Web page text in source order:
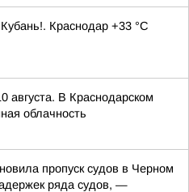
Краснодар +33 °С
августа. В Краснодарском
облачность
пропуск судов в Черном
ряда судов, —